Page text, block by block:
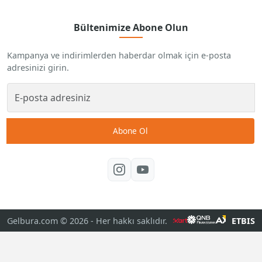
Bültenimize Abone Olun
Kampanya ve indirimlerden haberdar olmak için e-posta
adresinizi girin.
Abone Ol
Gelbura.com © 2026 - Her hakkı saklıdır. ETBIS